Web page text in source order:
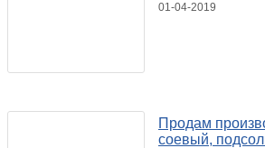
01-04-2019
Продам
соевый,